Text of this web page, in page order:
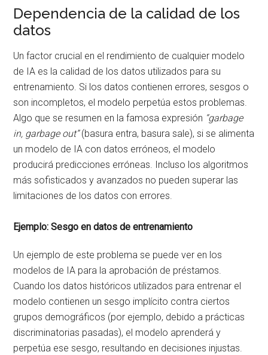
Dependencia de la calidad de los
datos
Un factor crucial en el rendimiento de cualquier modelo
de IA es la calidad de los datos utilizados para su
entrenamiento. Si los datos contienen errores, sesgos o
son incompletos, el modelo perpetúa estos problemas.
Algo que se resumen en la famosa expresión “garbage
in, garbage out”(basura entra, basura sale), si se alimenta
un modelo de IA con datos erróneos, el modelo
producirá predicciones erróneas. Incluso los algoritmos
más sofisticados y avanzados no pueden superar las
limitaciones de los datos con errores.
Ejemplo: Sesgo en datos de entrenamiento
Un ejemplo de este problema se puede ver en los
modelos de IA para la aprobación de préstamos.
Cuando los datos históricos utilizados para entrenar el
modelo contienen un sesgo implícito contra ciertos
grupos demográficos (por ejemplo, debido a prácticas
discriminatorias pasadas), el modelo aprenderá y
perpetúa ese sesgo, resultando en decisiones injustas.